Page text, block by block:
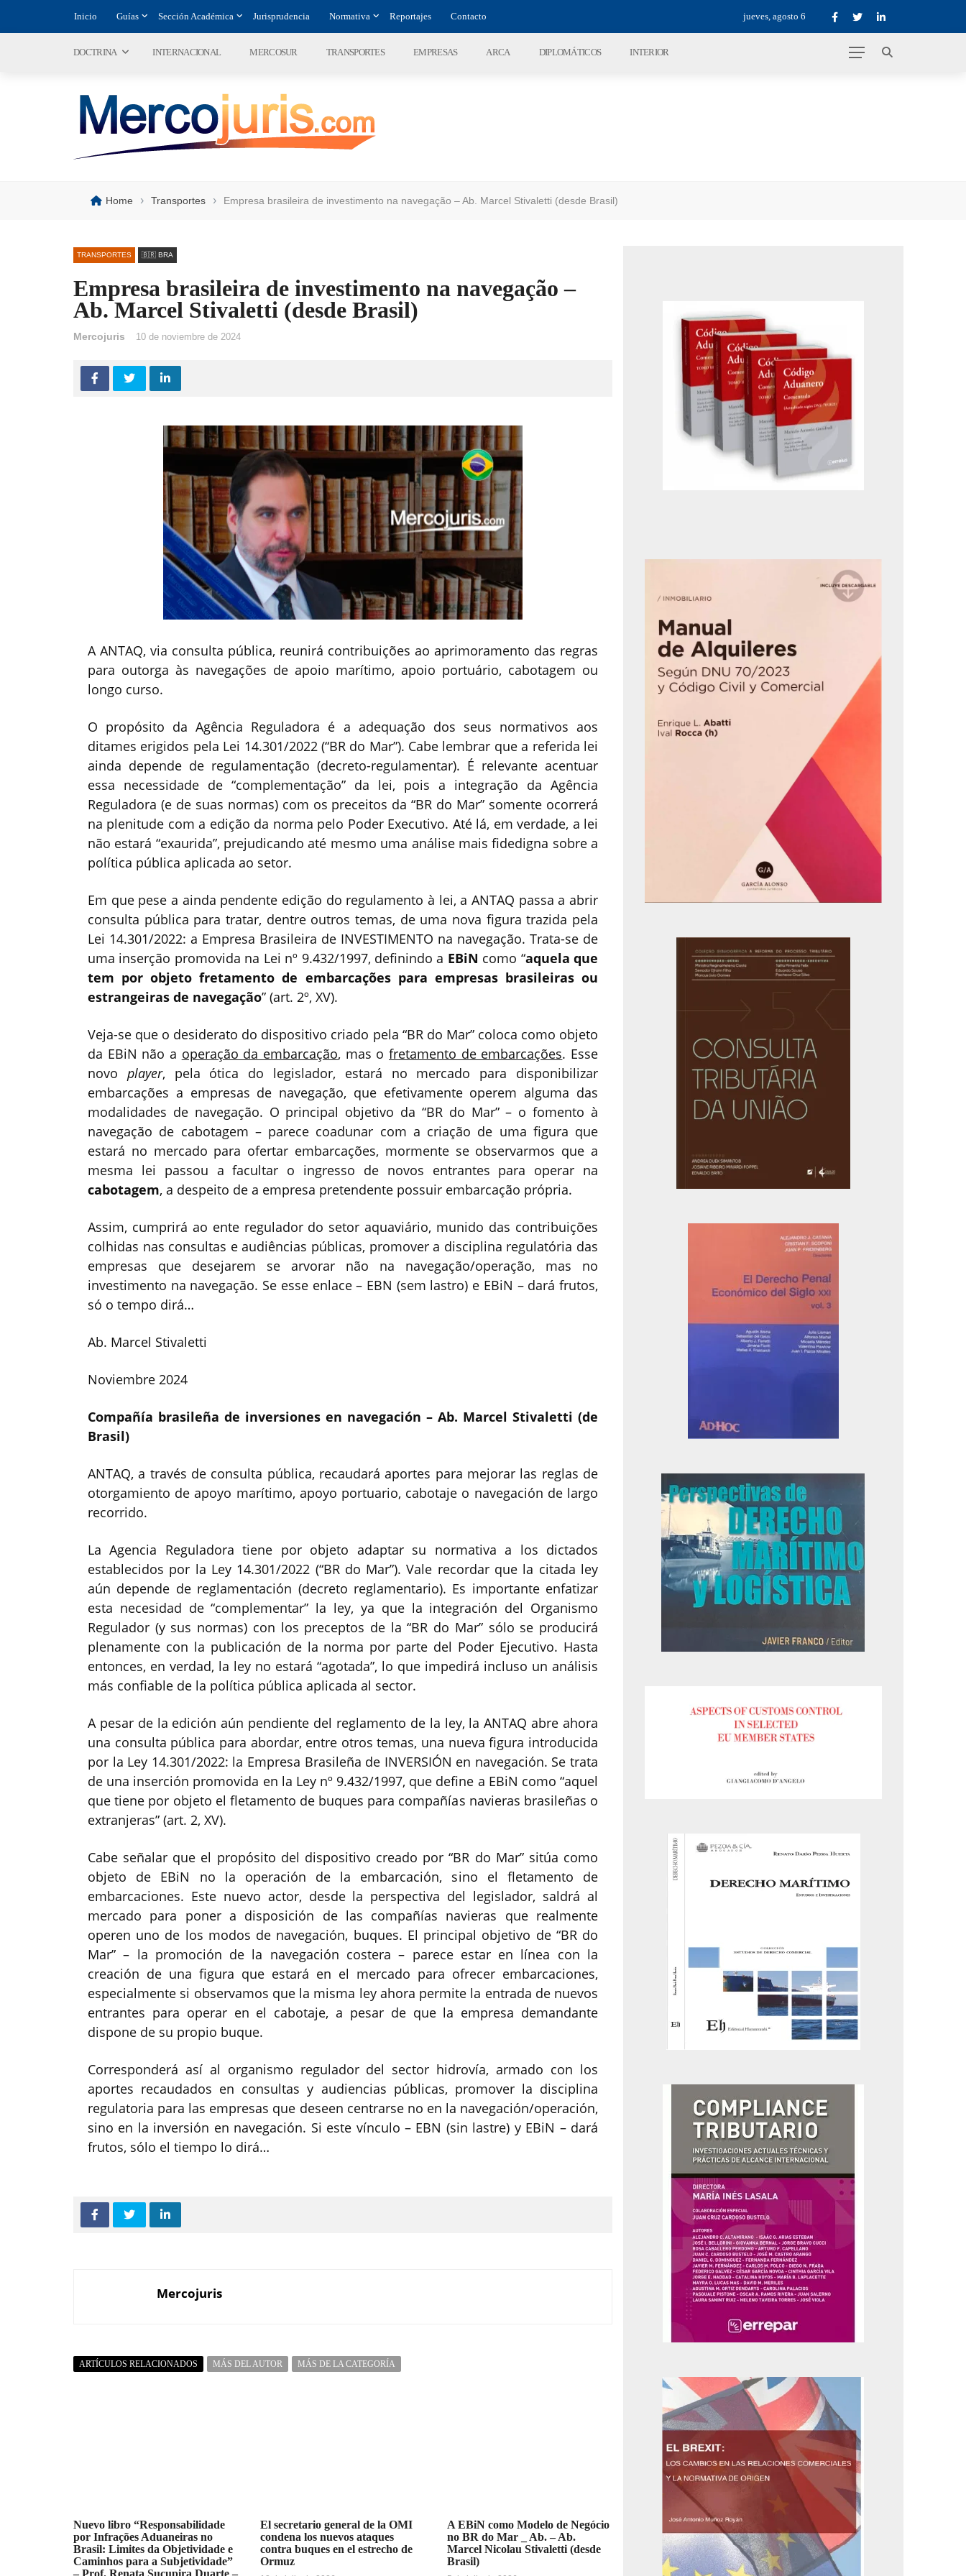
Inicio Guías Sección Académica Jurisprudencia Normativa Reportajes Contacto jueves, agosto 6
DOCTRINA INTERNACIONAL MERCOSUR TRANSPORTES EMPRESAS ARCA DIPLOMÁTICOS INTERIOR
Home › Transportes › Empresa brasileira de investimento na navegação – Ab. Marcel Stivaletti (desde Brasil)
TRANSPORTES 🇧🇷 BRA
Empresa brasileira de investimento na navegação –
Ab. Marcel Stivaletti (desde Brasil)
Mercojuris 10 de noviembre de 2024
A ANTAQ, via consulta pública, reunirá contribuições ao aprimoramento das regras
para outorga às navegações de apoio marítimo, apoio portuário, cabotagem ou
longo curso.
O propósito da Agência Reguladora é a adequação dos seus normativos aos
ditames erigidos pela Lei 14.301/2022 (“BR do Mar”). Cabe lembrar que a referida lei
ainda depende de regulamentação (decreto-regulamentar). É relevante acentuar
essa necessidade de “complementação” da lei, pois a integração da Agência
Reguladora (e de suas normas) com os preceitos da “BR do Mar” somente ocorrerá
na plenitude com a edição da norma pelo Poder Executivo. Até lá, em verdade, a lei
não estará “exaurida”, prejudicando até mesmo uma análise mais fidedigna sobre a
política pública aplicada ao setor.
Em que pese a ainda pendente edição do regulamento à lei, a ANTAQ passa a abrir
consulta pública para tratar, dentre outros temas, de uma nova figura trazida pela
Lei 14.301/2022: a Empresa Brasileira de INVESTIMENTO na navegação. Trata-se de
uma inserção promovida na Lei nº 9.432/1997, definindo a EBiN como “aquela que
tem por objeto fretamento de embarcações para empresas brasileiras ou
estrangeiras de navegação” (art. 2º, XV).
Veja-se que o desiderato do dispositivo criado pela “BR do Mar” coloca como objeto
da EBiN não a operação da embarcação, mas ofretamento de embarcações. Esse
novo player, pela ótica do legislador, estará no mercado para disponibilizar
embarcações a empresas de navegação, que efetivamente operem alguma das
modalidades de navegação. O principal objetivo da “BR do Mar” – o fomento à
navegação de cabotagem – parece coadunar com a criação de uma figura que
estará no mercado para ofertar embarcações, mormente se observarmos que a
mesma lei passou a facultar o ingresso de novos entrantes para operar na
cabotagem, a despeito de a empresa pretendente possuir embarcação própria.
Assim, cumprirá ao ente regulador do setor aquaviário, munido das contribuições
colhidas nas consultas e audiências públicas, promover a disciplina regulatória das
empresas que desejarem se arvorar não na navegação/operação, mas no
investimento na navegação. Se esse enlace – EBN (sem lastro) e EBiN – dará frutos,
só o tempo dirá…
Ab. Marcel Stivaletti
Noviembre 2024
Compañía brasileña de inversiones en navegación – Ab. Marcel Stivaletti (de
Brasil)
ANTAQ, a través de consulta pública, recaudará aportes para mejorar las reglas de
otorgamiento de apoyo marítimo, apoyo portuario, cabotaje o navegación de largo
recorrido.
La Agencia Reguladora tiene por objeto adaptar su normativa a los dictados
establecidos por la Ley 14.301/2022 (“BR do Mar”). Vale recordar que la citada ley
aún depende de reglamentación (decreto reglamentario). Es importante enfatizar
esta necesidad de “complementar” la ley, ya que la integración del Organismo
Regulador (y sus normas) con los preceptos de la “BR do Mar” sólo se producirá
plenamente con la publicación de la norma por parte del Poder Ejecutivo. Hasta
entonces, en verdad, la ley no estará “agotada”, lo que impedirá incluso un análisis
más confiable de la política pública aplicada al sector.
A pesar de la edición aún pendiente del reglamento de la ley, la ANTAQ abre ahora
una consulta pública para abordar, entre otros temas, una nueva figura introducida
por la Ley 14.301/2022: la Empresa Brasileña de INVERSIÓN en navegación. Se trata
de una inserción promovida en la Ley nº 9.432/1997, que define a EBiN como “aquel
que tiene por objeto el fletamento de buques para compañías navieras brasileñas o
extranjeras” (art. 2, XV).
Cabe señalar que el propósito del dispositivo creado por “BR do Mar” sitúa como
objeto de EBiN no la operación de la embarcación, sino el fletamento de
embarcaciones. Este nuevo actor, desde la perspectiva del legislador, saldrá al
mercado para poner a disposición de las compañías navieras que realmente
operen uno de los modos de navegación, buques. El principal objetivo de “BR do
Mar” – la promoción de la navegación costera – parece estar en línea con la
creación de una figura que estará en el mercado para ofrecer embarcaciones,
especialmente si observamos que la misma ley ahora permite la entrada de nuevos
entrantes para operar en el cabotaje, a pesar de que la empresa demandante
dispone de su propio buque.
Corresponderá así al organismo regulador del sector hidrovía, armado con los
aportes recaudados en consultas y audiencias públicas, promover la disciplina
regulatoria para las empresas que deseen centrarse no en la navegación/operación,
sino en la inversión en navegación. Si este vínculo – EBN (sin lastre) y EBiN – dará
frutos, sólo el tiempo lo dirá…
Mercojuris
ARTÍCULOS RELACIONADOS MÁS DEL AUTOR MÁS DE LA CATEGORÍA
Nuevo libro “Responsabilidade
por Infrações Aduaneiras no
Brasil: Limites da Objetividade e
Caminhos para a Subjetividade”
El secretario general de la OMI
condena los nuevos ataques
contra buques en el estrecho de
Ormuz
A EBiN como Modelo de Negócio
no BR do Mar _ Ab. – Ab.
Marcel Nicolau Stivaletti (desde
Brasil)